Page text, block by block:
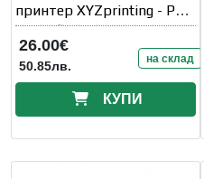
принтер XYZprinting - PLA
(NFC) filament
26.00€
50.85лв. на склад
КУПИ